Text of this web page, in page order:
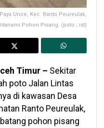
Unoe, Kec. Ranto Peureulak,
Pohon Pisang. (poto ; ist)
Timur – Sekitar
poto Jalan Lintas
di kawasan Desa
Ranto Peureulak,
pohon pisang